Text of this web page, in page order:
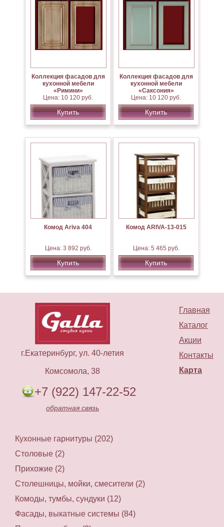
Коллекция фасадов для
кухонной мебели
«Римини»
Цена: 10 120 руб.
Купить
Коллекция фасадов для
кухонной мебели
«Саксония»
Цена: 10 120 руб.
Купить
Комод Ariva 404
Цена: 3 892 руб.
Купить
Комод ARIVA-13-015
Цена: 5 465 руб.
Купить
Главная
Каталог
Акции
Контакты
Карта
г.Екатеринбург, ул. 40-летия
Комсомола, 38
+7 (922) 147-22-52
обратная связь
Кухонные гарнитуры (202)
Столовые (2)
Прихожие (2)
Столешницы, мойки, смесители (2)
Комоды, тумбы, сундуки (12)
Фасады, выкатные системы (84)